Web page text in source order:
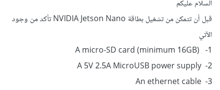
السلام عليكم
قبل أن تتمكن من تشغيل بطاقة NVIDIA Jetson Nano تأكد من وجود
الآتي
1- A micro-SD card (minimum 16GB)
2- A 5V 2.5A MicroUSB power supply
3- An ethernet cable